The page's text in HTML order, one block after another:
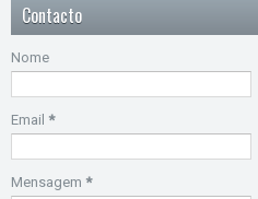
Contacto
Nome
Email *
Mensagem *